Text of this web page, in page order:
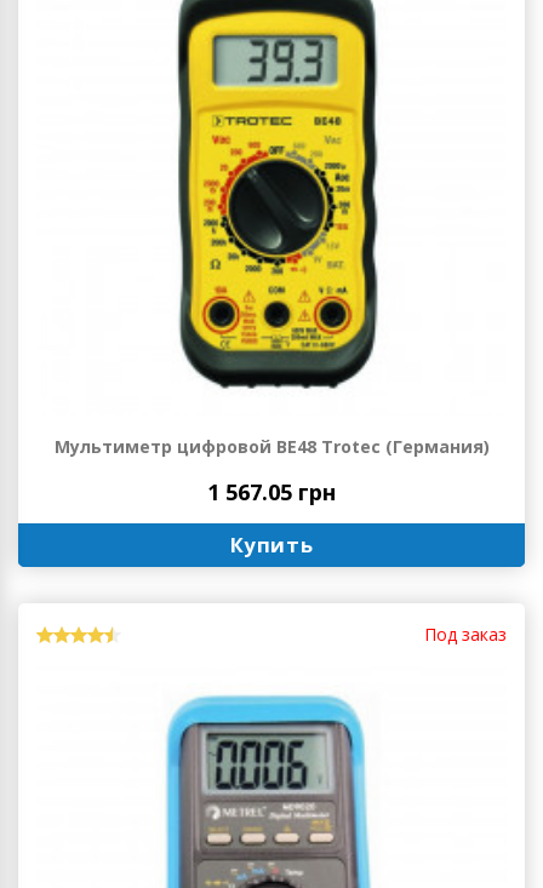
Мультиметр цифровой BE48 Trotec (Германия)
1 567.05 грн
Купить
Под заказ